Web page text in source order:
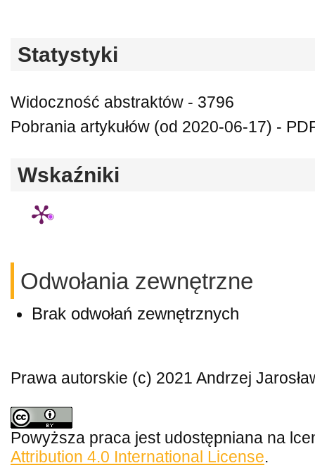
Statystyki
Widoczność abstraktów - 3796
Pobrania artykułów (od 2020-06-17) -
Wskaźniki
Odwołania zewnętrzne
Brak odwołań zewnętrznych
Prawa autorskie (c) 2021 Andrzej
Powyższa praca jest udostępniana na
Attribution 4.0 International License.